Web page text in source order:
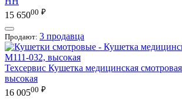
15 65000 ₽
Продают: 3 продавца
Техсервис Кушетка медицинская
высокая
16 00500 ₽